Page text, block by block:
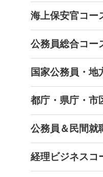
海上保安官コー
公務員総合コー
国家公務員・地
都庁・県庁・市
公務員＆民間就
経理ビジネスコ